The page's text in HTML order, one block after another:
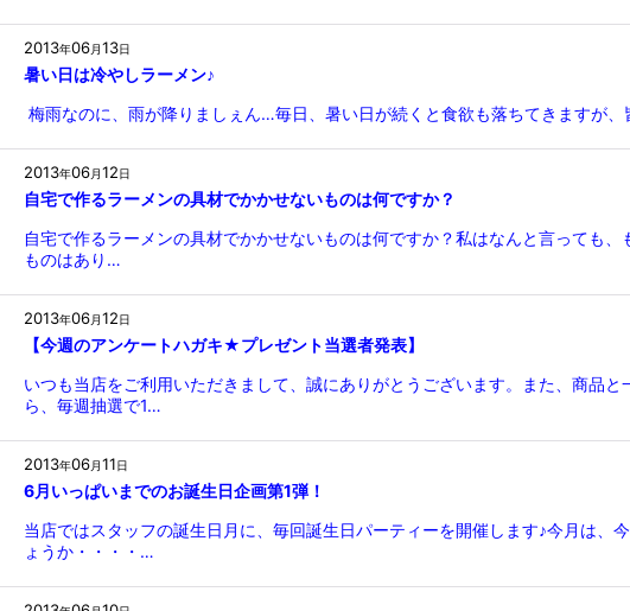
2013年06月13日
暑い日は冷やしラーメン♪
梅雨なのに、雨が降りましぇん…毎日、暑い日が続くと食欲も落ちてきますが
2013年06月12日
自宅で作るラーメンの具材でかかせないものは何ですか？
自宅で作るラーメンの具材でかかせないものは何ですか？私はなんと言っても
ものはあり…
2013年06月12日
【今週のアンケートハガキ★プレゼント当選者発表】
いつも当店をご利用いただきまして、誠にありがとうございます。また、商品
ら、毎週抽選で1…
2013年06月11日
6月いっぱいまでのお誕生日企画第1弾！
当店ではスタッフの誕生日月に、毎回誕生日パーティーを開催します♪今月は
ょうか・・・・…